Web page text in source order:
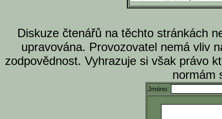
Diskuze čtenářů na těchto stránkách
upravována. Provozovatel nemá vliv
zodpovědnost. Vyhrazuje si však právo
normám
Jméno: